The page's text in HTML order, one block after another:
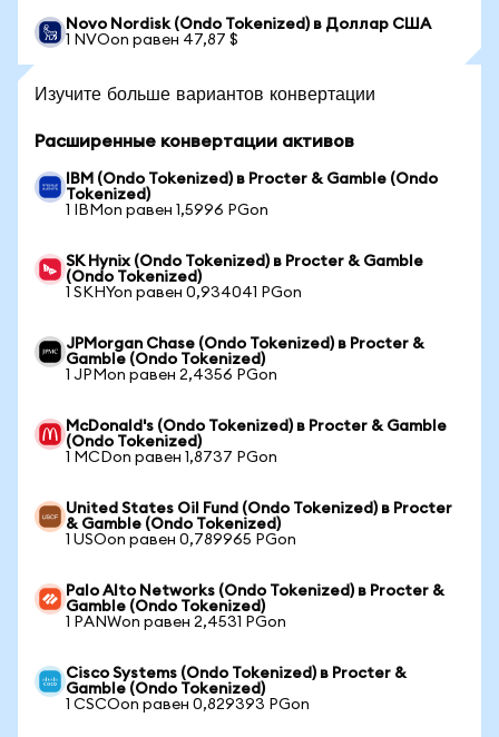
Novo Nordisk (Ondo Tokenized) в Доллар США
1 NVOon равен 47,87 $
Изучите больше вариантов конвертации
Расширенные конвертации активов
IBM (Ondo Tokenized) в Procter & Gamble (Ondo
Tokenized)
1 IBMon равен 1,5996 PGon
SK Hynix (Ondo Tokenized) в Procter & Gamble
(Ondo Tokenized)
1 SKHYon равен 0,934041 PGon
JPMorgan Chase (Ondo Tokenized) в Procter &
Gamble (Ondo Tokenized)
1 JPMon равен 2,4356 PGon
McDonald's (Ondo Tokenized) в Procter & Gamble
(Ondo Tokenized)
1 MCDon равен 1,8737 PGon
United States Oil Fund (Ondo Tokenized) в Procter
& Gamble (Ondo Tokenized)
1 USOon равен 0,789965 PGon
Palo Alto Networks (Ondo Tokenized) в Procter &
Gamble (Ondo Tokenized)
1 PANWon равен 2,4531 PGon
Cisco Systems (Ondo Tokenized) в Procter &
Gamble (Ondo Tokenized)
1 CSCOon равен 0,829393 PGon